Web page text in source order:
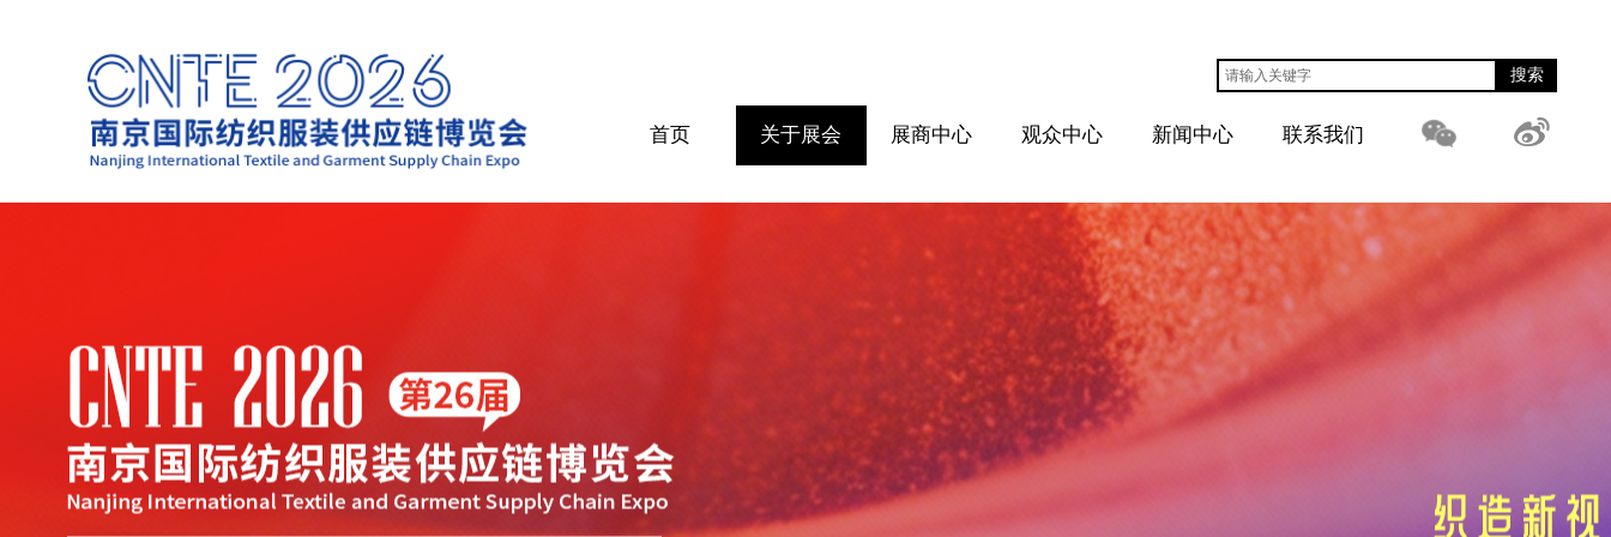
搜索
首页 关于展会 展商中心 观众中心 新闻中心 联系我们